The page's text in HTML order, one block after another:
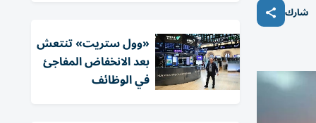
شارك
«وول ستريت» تنتعش
بعد الانخفاض المفاجئ
في الوظائف